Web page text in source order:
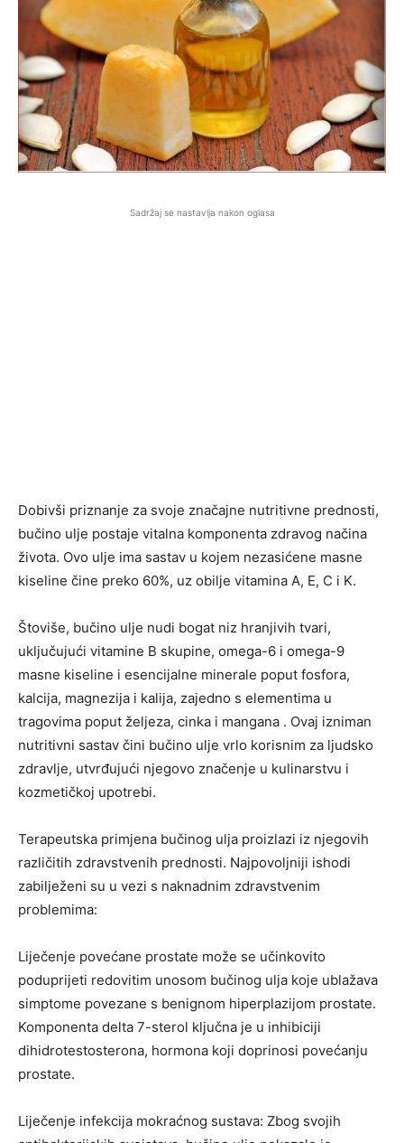
Sadržaj se nastavlja nakon oglasa
Dobivši priznanje za svoje značajne nutritivne prednosti,
bučino ulje postaje vitalna komponenta zdravog načina
života. Ovo ulje ima sastav u kojem nezasićene masne
kiseline čine preko 60%, uz obilje vitamina A, E, C i K.
Štoviše, bučino ulje nudi bogat niz hranjivih tvari,
uključujući vitamine B skupine, omega-6 i omega-9
masne kiseline i esencijalne minerale poput fosfora,
kalcija, magnezija i kalija, zajedno s elementima u
tragovima poput željeza, cinka i mangana . Ovaj izniman
nutritivni sastav čini bučino ulje vrlo korisnim za ljudsko
zdravlje, utvrđujući njegovo značenje u kulinarstvu i
kozmetičkoj upotrebi.
Terapeutska primjena bučinog ulja proizlazi iz njegovih
različitih zdravstvenih prednosti. Najpovoljniji ishodi
zabilježeni su u vezi s naknadnim zdravstvenim
problemima:
Liječenje povećane prostate može se učinkovito
poduprijeti redovitim unosom bučinog ulja koje ublažava
simptome povezane s benignom hiperplazijom prostate.
Komponenta delta 7-sterol ključna je u inhibiciji
dihidrotestosterona, hormona koji doprinosi povećanju
prostate.
Liječenje infekcija mokraćnog sustava: Zbog svojih